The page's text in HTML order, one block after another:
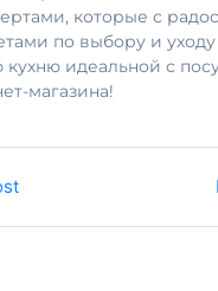
которые с
по выбору и уходу
идеальной с
магазина!